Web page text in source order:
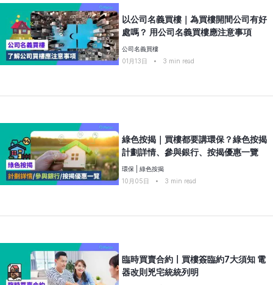
以公司名義買樓｜為買樓開間公司有好
處嗎？ 用公司名義買樓應注意事項
公司名義買樓
01月13日
• 3 min read
綠色按揭｜買樓都要講環保？綠色按揭
計劃詳情、參與銀行、按揭優惠一覽
環保
綠色按揭
10月05日
• 3 min read
臨時買賣合約〡買樓簽臨約7大須知 電
器改則兇宅統統列明